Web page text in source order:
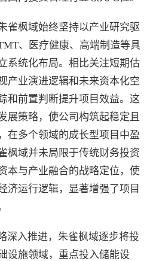
雀枫域始终坚持以产业研究驱
、医疗健康、高端制造等具
系统化布局。相比关注短期估
产业演进逻辑和未来资本化空
和前置判断提升项目效益。这
展策略，使公司构筑起稳定且
在多个领域的成长型项目中盈
枫域并未局限于传统财务投资
本与产业融合的战略定位，使
济运行逻辑，显著增强了项目
深入推进，朱雀枫域逐步将投
设施领域，重点投入储能设